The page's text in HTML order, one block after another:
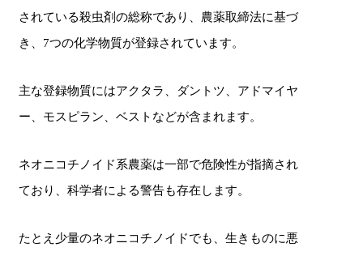
されている殺虫剤の総称であり、農薬取締法に基づ
き、7つの化学物質が登録されています。
主な登録物質にはアクタラ、ダントツ、アドマイヤ
ー、モスピラン、ベストなどが含まれます。
ネオニコチノイド系農薬は一部で危険性が指摘され
ており、科学者による警告も存在します。
たとえ少量のネオニコチノイドでも、生きものに悪